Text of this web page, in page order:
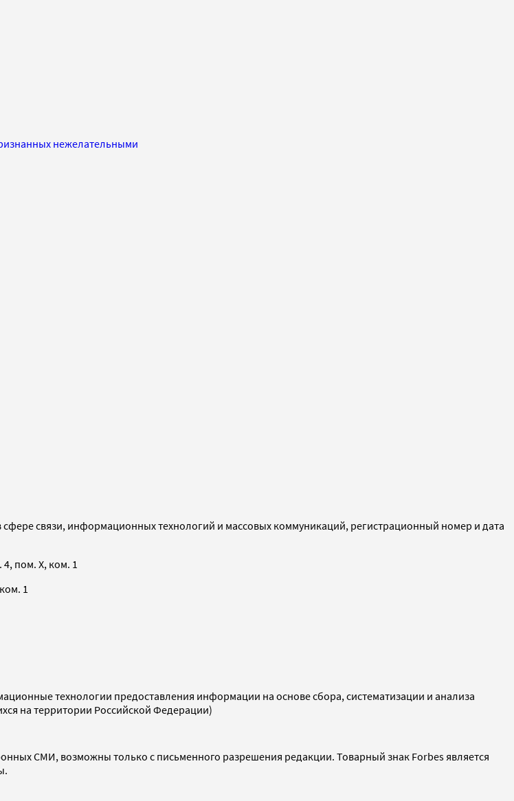
нежелательными
связи, информационных технологий и массовых коммуникаций, регистрационный номер и дата
пом. X, ком. 1
1
технологии предоставления информации на основе сбора, систематизации и анализа
на территории Российской Федерации)
СМИ, возможны только с письменного разрешения редакции. Товарный знак Forbes является